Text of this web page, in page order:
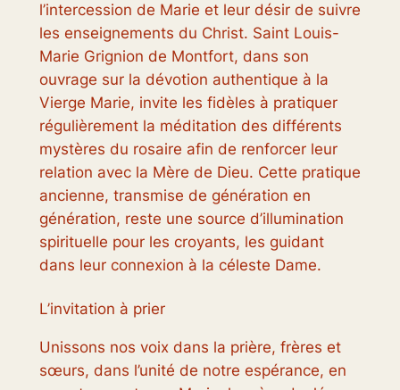
l’intercession de Marie et leur désir de suivre
les enseignements du Christ. Saint Louis-
Marie Grignion de Montfort, dans son
ouvrage sur la dévotion authentique à la
Vierge Marie, invite les fidèles à pratiquer
régulièrement la méditation des différents
mystères du rosaire afin de renforcer leur
relation avec la Mère de Dieu. Cette pratique
ancienne, transmise de génération en
génération, reste une source d’illumination
spirituelle pour les croyants, les guidant
dans leur connexion à la céleste Dame.
L’invitation à prier
Unissons nos voix dans la prière, frères et
sœurs, dans l’unité de notre espérance, en